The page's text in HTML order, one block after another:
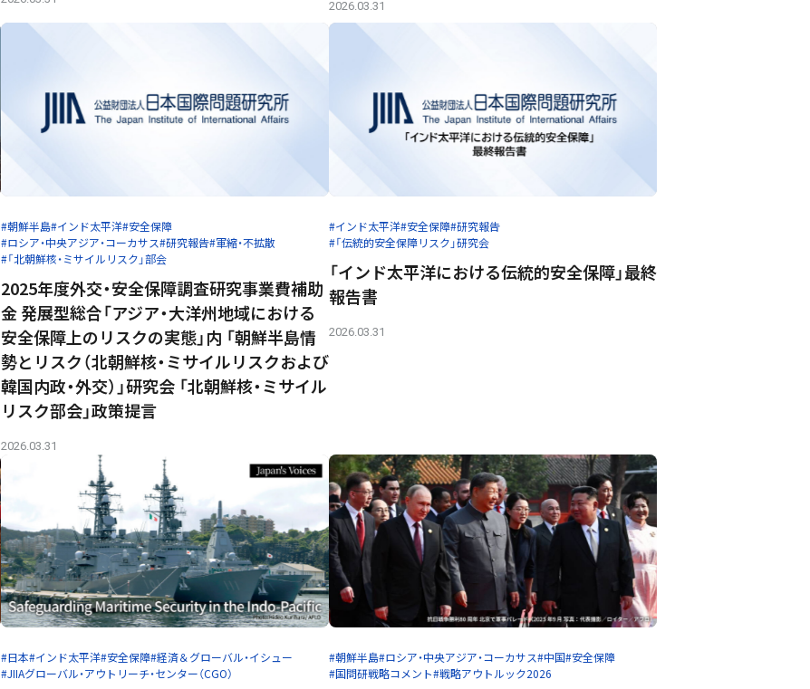
2026.03.31
#朝鮮半島#インド太平洋#安全保障
#ロシア・中央アジア・コーカサス#研究報告#軍縮・不拡散
#「北朝鮮核・ミサイルリスク」部会
2025年度外交・安全保障調査研究事業費補助
金 発展型総合「アジア・大洋州地域における
安全保障上のリスクの実態」内 「朝鮮半島情
勢とリスク（北朝鮮核・ミサイルリスクおよび
韓国内政・外交）」研究会 「北朝鮮核・ミサイル
リスク部会」政策提言
2026.03.31
#インド太平洋#安全保障#研究報告
#「伝統的安全保障リスク」研究会
「インド太平洋における伝統的安全保障」最終
報告書
2026.03.31
#日本#インド太平洋#安全保障#経済＆グローバル・イシュー
#JIIAグローバル・アウトリーチ・センター（CGO）
#朝鮮半島#ロシア・中央アジア・コーカサス#中国#安全保障
#国問研戦略コメント#戦略アウトルック2026